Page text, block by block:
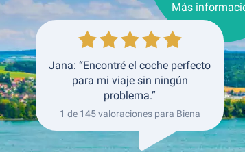
Más
Jana: “Encontré el coche perfecto
para mi viaje sin ningún
problema.”
1 de 145 valoraciones para Biena